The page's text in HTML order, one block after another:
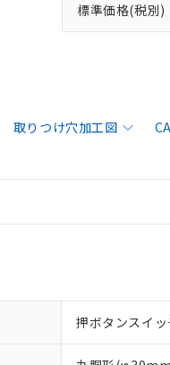
標準価格(税別)
取りつけ穴加工図
押ボタンスイッ